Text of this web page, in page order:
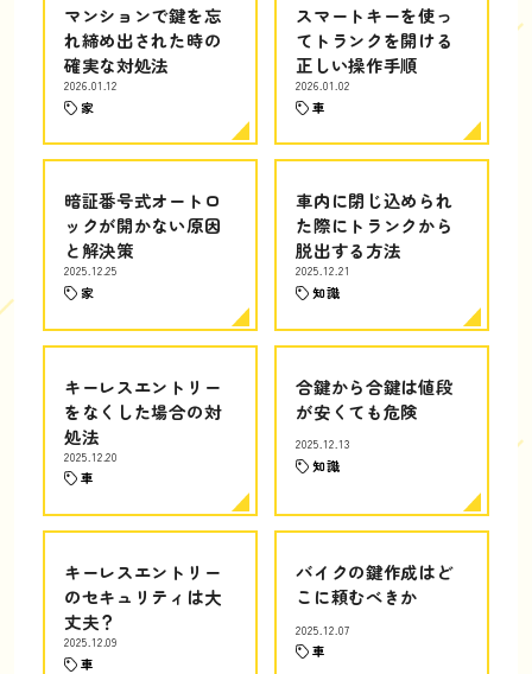
マンションで鍵を忘
れ締め出された時の
確実な対処法
2026.01.12
家
スマートキーを使っ
てトランクを開ける
正しい操作手順
2026.01.02
車
暗証番号式オートロ
ックが開かない原因
と解決策
2025.12.25
家
車内に閉じ込められ
た際にトランクから
脱出する方法
2025.12.21
知識
キーレスエントリー
をなくした場合の対
処法
2025.12.20
車
合鍵から合鍵は値段
が安くても危険
2025.12.13
知識
キーレスエントリー
のセキュリティは大
丈夫？
2025.12.09
車
バイクの鍵作成はど
こに頼むべきか
2025.12.07
車